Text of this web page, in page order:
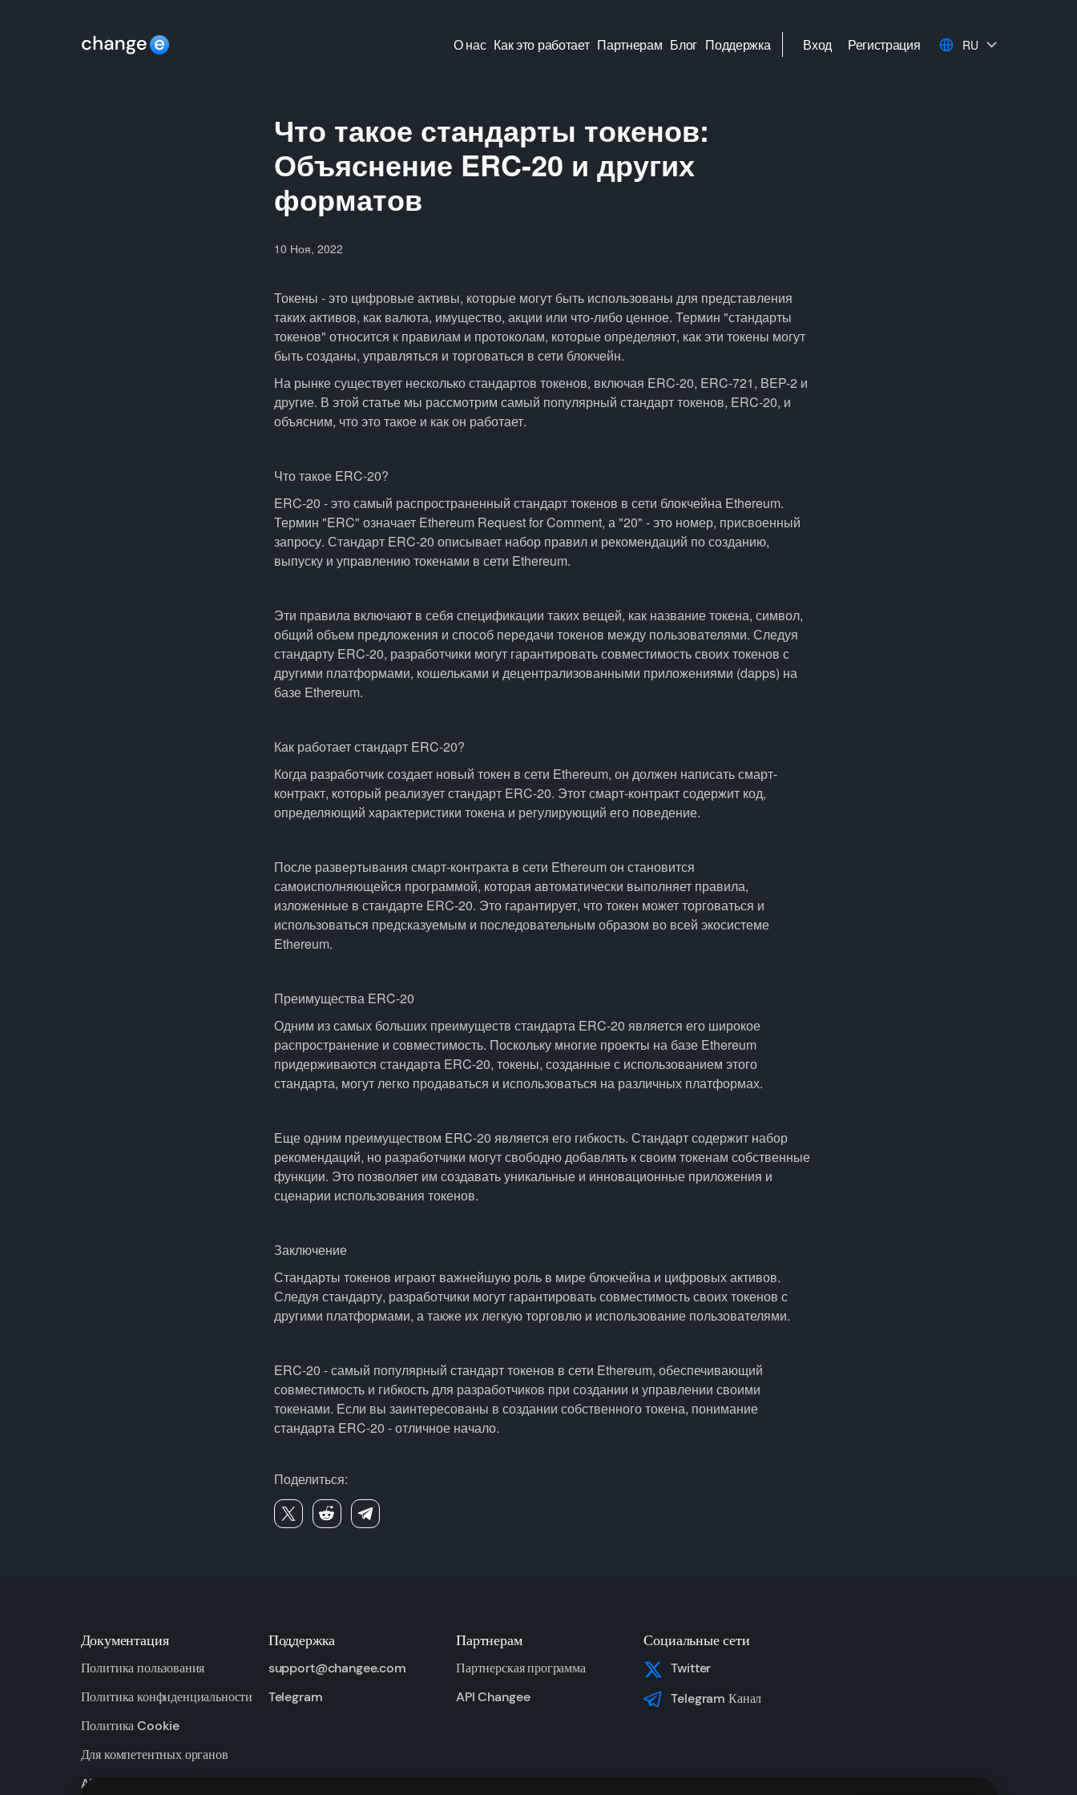
О нас Как это работает Партнерам Блог Поддержка Вход Регистрация RU
Что такое стандарты токенов:
Объяснение ERC-20 и других
форматов
10 Ноя, 2022
Токены - это цифровые активы, которые могут быть использованы для представления
таких активов, как валюта, имущество, акции или что-либо ценное. Термин "стандарты
токенов" относится к правилам и протоколам, которые определяют, как эти токены могут
быть созданы, управляться и торговаться в сети блокчейн.
На рынке существует несколько стандартов токенов, включая ERC-20, ERC-721, BEP-2 и
другие. В этой статье мы рассмотрим самый популярный стандарт токенов, ERC-20, и
объясним, что это такое и как он работает.
Что такое ERC-20?
ERC-20 - это самый распространенный стандарт токенов в сети блокчейна Ethereum.
Термин "ERC" означает Ethereum Request for Comment, а "20" - это номер, присвоенный
запросу. Стандарт ERC-20 описывает набор правил и рекомендаций по созданию,
выпуску и управлению токенами в сети Ethereum.
Эти правила включают в себя спецификации таких вещей, как название токена, символ,
общий объем предложения и способ передачи токенов между пользователями. Следуя
стандарту ERC-20, разработчики могут гарантировать совместимость своих токенов с
другими платформами, кошельками и децентрализованными приложениями (dapps) на
базе Ethereum.
Как работает стандарт ERC-20?
Когда разработчик создает новый токен в сети Ethereum, он должен написать смарт-
контракт, который реализует стандарт ERC-20. Этот смарт-контракт содержит код,
определяющий характеристики токена и регулирующий его поведение.
После развертывания смарт-контракта в сети Ethereum он становится
самоисполняющейся программой, которая автоматически выполняет правила,
изложенные в стандарте ERC-20. Это гарантирует, что токен может торговаться и
использоваться предсказуемым и последовательным образом во всей экосистеме
Ethereum.
Преимущества ERC-20
Одним из самых больших преимуществ стандарта ERC-20 является его широкое
распространение и совместимость. Поскольку многие проекты на базе Ethereum
придерживаются стандарта ERC-20, токены, созданные с использованием этого
стандарта, могут легко продаваться и использоваться на различных платформах.
Еще одним преимуществом ERC-20 является его гибкость. Стандарт содержит набор
рекомендаций, но разработчики могут свободно добавлять к своим токенам собственные
функции. Это позволяет им создавать уникальные и инновационные приложения и
сценарии использования токенов.
Заключение
Стандарты токенов играют важнейшую роль в мире блокчейна и цифровых активов.
Следуя стандарту, разработчики могут гарантировать совместимость своих токенов с
другими платформами, а также их легкую торговлю и использование пользователями.
ERC-20 - самый популярный стандарт токенов в сети Ethereum, обеспечивающий
совместимость и гибкость для разработчиков при создании и управлении своими
токенами. Если вы заинтересованы в создании собственного токена, понимание
стандарта ERC-20 - отличное начало.
Поделиться:
Документация
Политика пользования
Политика конфиденциальности
Политика Cookie
Для компетентных органов
AML / KYC
Поддержка
support@changee.com
Telegram
Партнерам
Партнерская программа
API Changee
Социальные сети
Twitter
Telegram Канал